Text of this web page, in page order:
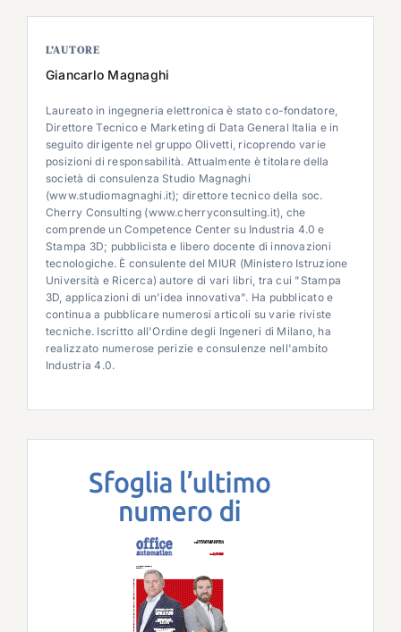
L’AUTORE
Giancarlo Magnaghi
Laureato in ingegneria elettronica è stato co-fondatore,
Direttore Tecnico e Marketing di Data General Italia e in
seguito dirigente nel gruppo Olivetti, ricoprendo varie
posizioni di responsabilità. Attualmente è titolare della
società di consulenza Studio Magnaghi
(www.studiomagnaghi.it); direttore tecnico della soc.
Cherry Consulting (www.cherryconsulting.it), che
comprende un Competence Center su Industria 4.0 e
Stampa 3D; pubblicista e libero docente di innovazioni
tecnologiche. È consulente del MIUR (Ministero Istruzione
Università e Ricerca) autore di vari libri, tra cui "Stampa
3D, applicazioni di un'idea innovativa". Ha pubblicato e
continua a pubblicare numerosi articoli su varie riviste
tecniche. Iscritto all'Ordine degli Ingeneri di Milano, ha
realizzato numerose perizie e consulenze nell'ambito
Industria 4.0.